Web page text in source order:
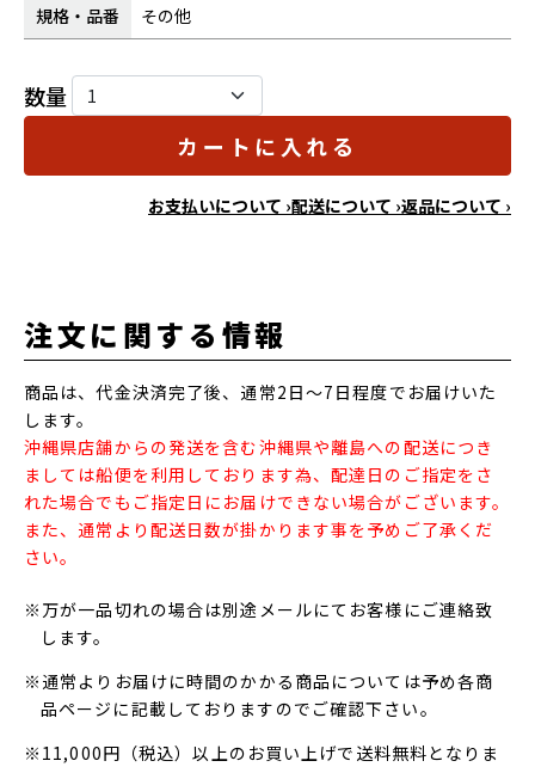
規格・品番
その他
数量
カートに入れる
お支払いについて ›配送について ›返品について ›
注文に関する情報
商品は、代金決済完了後、通常2日～7日程度でお届けいた
します。
沖縄県店舗からの発送を含む沖縄県や離島への配送につき
ましては船便を利用しております為、配達日のご指定をさ
れた場合でもご指定日にお届けできない場合がございます。
また、通常より配送日数が掛かります事を予めご了承くだ
さい。
※万が一品切れの場合は別途メールにてお客様にご連絡致
します。
※通常よりお届けに時間のかかる商品については予め各商
品ページに記載しておりますのでご確認下さい。
※11,000円（税込）以上のお買い上げで送料無料となりま